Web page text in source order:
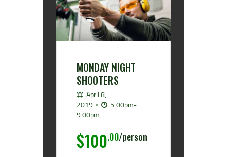
MONDAY NIGHT
SHOOTERS
April 8,
2019
5.00pm-
9.00pm
$100.00 person